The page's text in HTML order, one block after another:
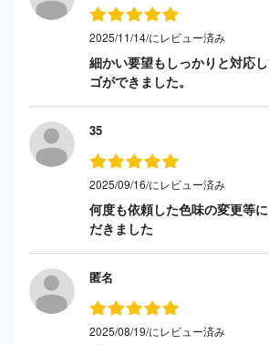
2025/11/14/にレビュー済み
細かい要望もしっかりと対応
ゴができました。
35
2025/09/16/にレビュー済み
何度も依頼した色味の変更等
だきました
匿名
2025/08/19/にレビュー済み